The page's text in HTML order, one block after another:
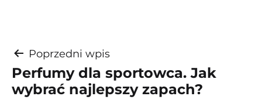
Nawigacja
wpisu
Poprzedni wpis
Perfumy dla sportowca. Jak
wybrać najlepszy zapach?